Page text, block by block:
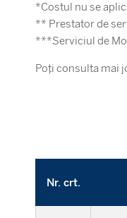
*Costul nu se
** Prestator de
***Serviciul de
Poți consulta mai
Nr. crt.